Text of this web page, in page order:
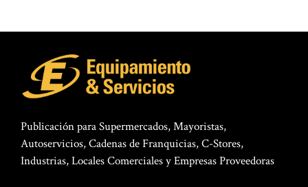
Publicación para Supermercados, Mayoristas,
Autoservicios, Cadenas de Franquicias, C-Stores,
Industrias, Locales Comerciales y Empresas Proveedoras